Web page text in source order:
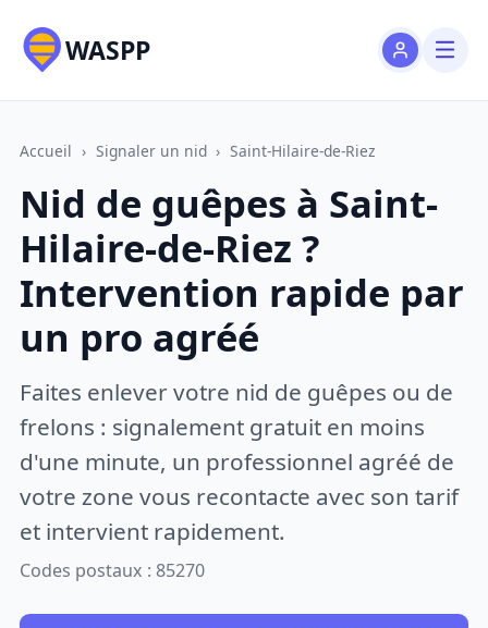
WASPP
Accueil › Signaler un nid › Saint-Hilaire-de-Riez
Nid de guêpes à Saint-
Hilaire-de-Riez ?
Intervention rapide par
un pro agréé
Faites enlever votre nid de guêpes ou de
frelons : signalement gratuit en moins
d'une minute, un professionnel agréé de
votre zone vous recontacte avec son tarif
et intervient rapidement.
Codes postaux : 85270